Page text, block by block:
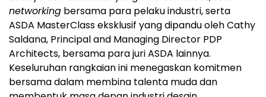
networking bersama para pelaku industri, serta
ASDA MasterClass eksklusif yang dipandu oleh Cathy
Saldana, Principal and Managing Director PDP
Architects, bersama para juri ASDA lainnya.
Keseluruhan rangkaian ini menegaskan komitmen
bersama dalam membina talenta muda dan